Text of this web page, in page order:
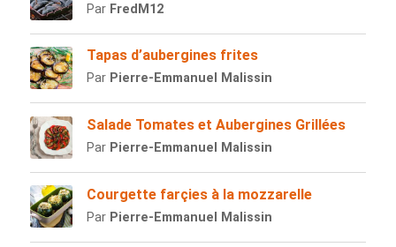
Par FredM12
Tapas d’aubergines frites
Par Pierre-Emmanuel Malissin
Salade Tomates et Aubergines Grillées
Par Pierre-Emmanuel Malissin
Courgette farçies à la mozzarelle
Par Pierre-Emmanuel Malissin